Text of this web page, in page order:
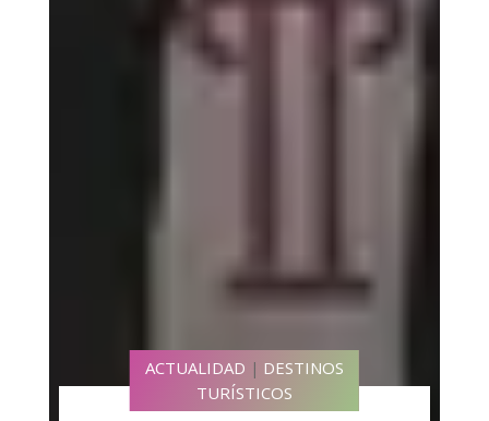
ACTUALIDAD | DESTINOS
TURÍSTICOS